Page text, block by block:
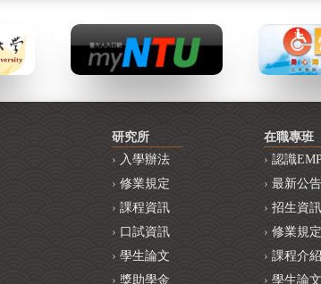
研究所
入學辦法
修業規定
課程資訊
口試資訊
學生論文
獎助學金
在職專班
認識
最新公告
招生資訊
修業規定
課程介紹
學生論文